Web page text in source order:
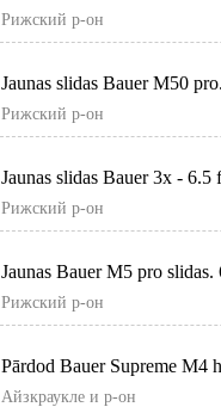
Рижский р-он
Jaunas slidas Bauer M50
Рижский р-он
Jaunas slidas Bauer 3x -
Рижский р-он
Jaunas Bauer M5 pro slidas.
Рижский р-он
Pārdod Bauer Supreme M4
Айзкраукле и р-он